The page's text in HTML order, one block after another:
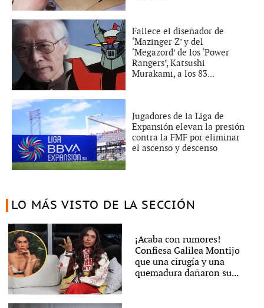
Fallece el diseñador de
‘Mazinger Z’ y del
‘Megazord’ de los ‘Power
Rangers’, Katsushi
Murakami, a los 83...
Jugadores de la Liga de
Expansión elevan la presión
contra la FMF por eliminar
el ascenso y descenso
LO MÁS VISTO DE LA SECCIÓN
¡Acaba con rumores!
Confiesa Galilea Montijo
que una cirugía y una
quemadura dañaron su...